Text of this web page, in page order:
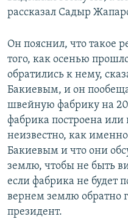
рассказал Садыр
Он пояснил, что такое
того, как осенью
обратились к нему,
Бакиевым, и он
швейную фабрику на
фабрика построена или
неизвестно, как
Бакиевым и что они
землю, чтобы не быть
если фабрика не будет
вернем землю обратно
президент.